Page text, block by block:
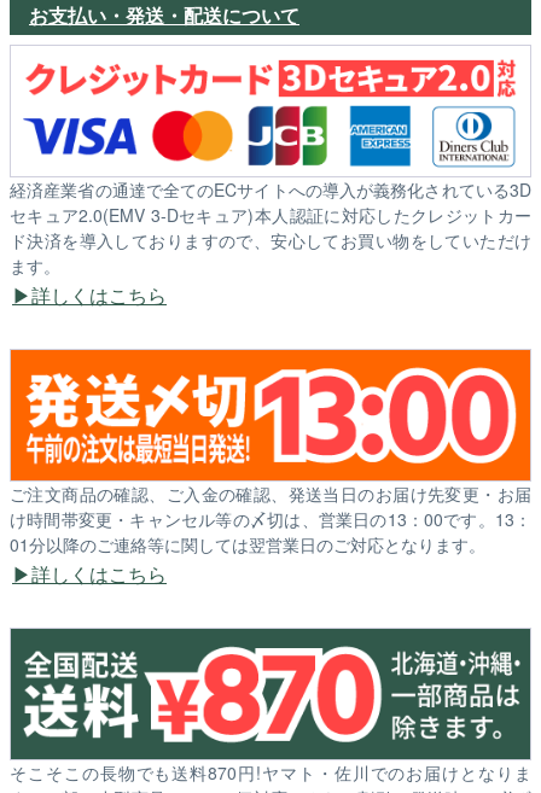
お支払い・発送・配送について
経済産業省の通達で全てのECサイトへの導入が義務化されている3D
セキュア2.0(EMV 3-Dセキュア)本人認証に対応したクレジットカー
ド決済を導入しておりますので、安心してお買い物をしていただけ
ます。
詳しくはこちら
ご注文商品の確認、ご入金の確認、発送当日のお届け先変更・お届
け時間帯変更・キャンセル等の〆切は、営業日の13：00です。13：
01分以降のご連絡等に関しては翌営業日のご対応となります。
詳しくはこちら
そこそこの長物でも送料870円!ヤマト・佐川でのお届けとなりま